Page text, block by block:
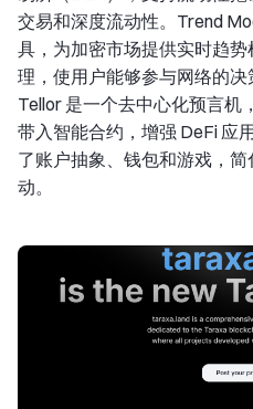
交易和深度流动性。Trend
具，为加密市场提供实时趋
理，使用户能够参与网络的决
Tellor 是一个去中心化预言机
带入智能合约，增强 DeFi 应
了账户抽象、钱包和游戏，
动。